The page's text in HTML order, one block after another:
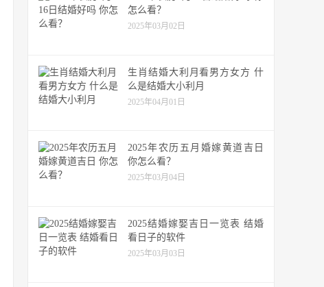
怎么看？
2025年03月02日
生肖结婚大利月看男方女方 什
么是结婚大小利月
2025年04月01日
2025年农历五月婚嫁黄道吉日
你怎么看？
2025年03月04日
2025结婚嫁娶吉日一览表 结婚
看日子的软件
2025年03月03日